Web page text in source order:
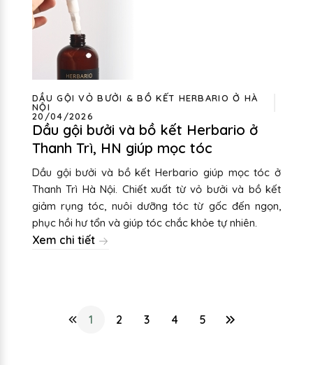
DẦU GỘI VỎ BƯỞI & BỒ KẾT HERBARIO Ở HÀ
NỘI
20/04/2026
Dầu gội bưởi và bồ kết Herbario ở
Thanh Trì, HN giúp mọc tóc
Dầu gội bưởi và bồ kết Herbario giúp mọc tóc ở
Thanh Trì Hà Nội. Chiết xuất từ vỏ bưởi và bồ kết
giảm rụng tóc, nuôi dưỡng tóc từ gốc đến ngọn,
phục hồi hư tổn và giúp tóc chắc khỏe tự nhiên.
Xem chi tiết
1 2 3 4 5